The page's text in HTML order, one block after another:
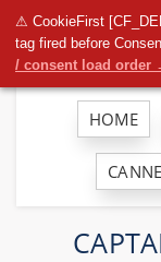
⚠ CookieFirst
tag fired before
/ consent load order
HOME